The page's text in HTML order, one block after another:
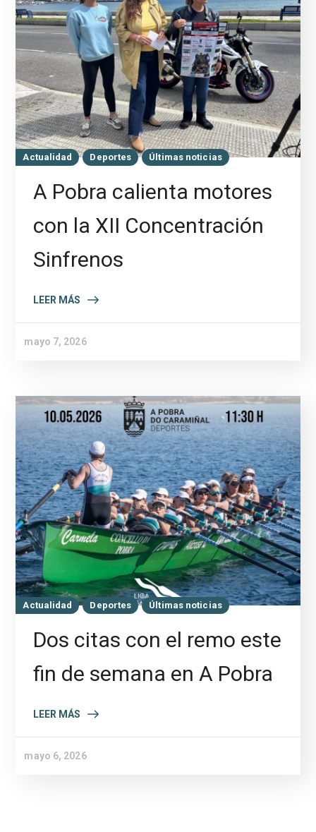
Actualidad Deportes Últimas noticias
A Pobra calienta motores
con la XII Concentración
Sinfrenos
LEER MÁS
mayo 7, 2026
Actualidad Deportes Últimas noticias
Dos citas con el remo este
fin de semana en A Pobra
LEER MÁS
mayo 6, 2026